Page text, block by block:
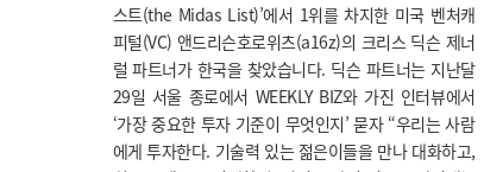
스트(the Midas List)’에서 1위를 차지한 미국 벤처캐
피털(VC) 앤드리슨호로위츠(a16z)의 크리스 딕슨 제너
럴 파트너가 한국을 찾았습니다. 딕슨 파트너는 지난달
29일 서울 종로에서 WEEKLY BIZ와 가진 인터뷰에서
‘가장 중요한 투자 기준이 무엇인지’ 묻자 “우리는 사람
에게 투자한다. 기술력 있는 젊은이들을 만나 대화하고,